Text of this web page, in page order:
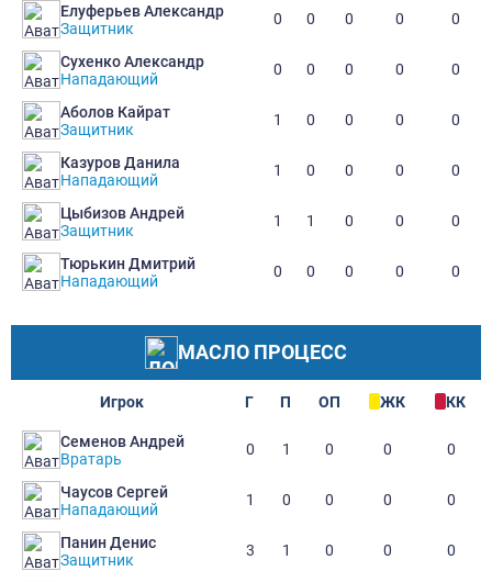
Елуферьев Александр
Защитник
0 0 0 0 0
Сухенко Александр
Нападающий
0 0 0 0 0
Аболов Кайрат
Защитник
1 0 0 0 0
Казуров Данила
Нападающий
1 0 0 0 0
Цыбизов Андрей
Защитник
1 1 0 0 0
Тюрькин Дмитрий
Нападающий
0 0 0 0 0
МАСЛО ПРОЦЕСС
Игрок Г П ОП ЖК КК
Семенов Андрей
Вратарь
0 1 0 0 0
Чаусов Сергей
Нападающий
1 0 0 0 0
Панин Денис
Защитник
3 1 0 0 0